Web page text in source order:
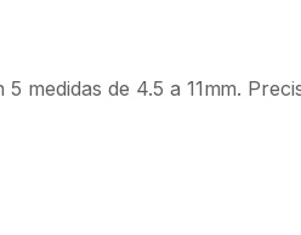
medidas de 4.5 a 11mm.